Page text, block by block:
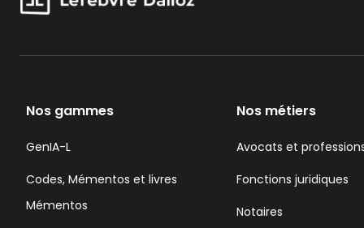
Nos gammes
GenIA-L
Codes, Mémentos et livres
Mémentos
Nos métiers
Avocats et
Fonctions juridiques
Notaires